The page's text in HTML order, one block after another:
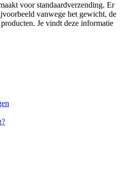
voor standaardverzending. Er
vanwege het gewicht, de
Je vindt deze informatie